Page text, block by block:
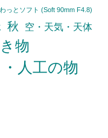
っとソフト (Soft 90mm F4.8)
秋 空・天気・天体
物
人工の物